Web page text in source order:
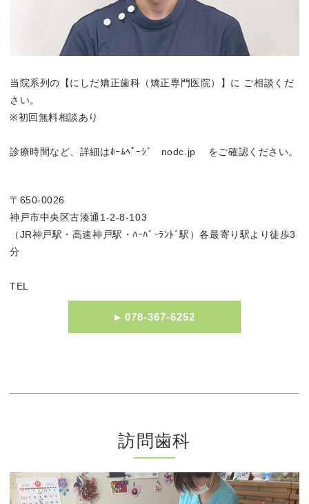
当院系列の【にしだ矯正歯科（矯正専門医院）】に ご相談くだ
さい。
※初回無料相談あり
診療時間など、詳細はﾎｰﾑﾍﾟｰｼﾞ nodc.jp をご確認ください。
〒650-0026
神戸市中央区古湊通1-2-8-103
（JR神戸駅・高速神戸駅・ﾊｰﾊﾞｰﾗﾝﾄﾞ駅）各最寄り駅より徒歩3
分
TEL
078-367-6252
訪問歯科